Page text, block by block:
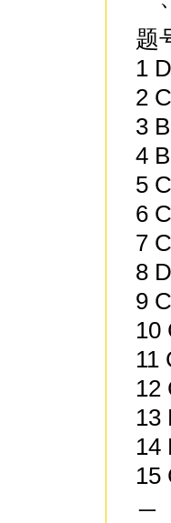
题
1
2
3
4
5
6
7
8
9
10
11
12
13
14
15
二